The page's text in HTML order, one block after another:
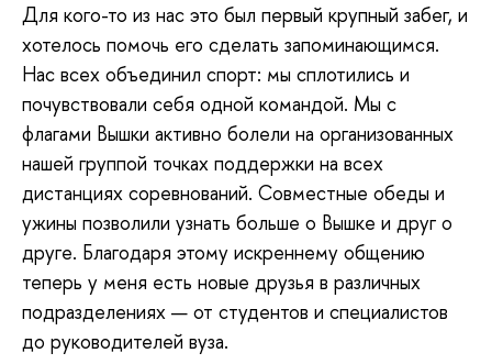
Для кого-то из нас это был первый крупный забег, и
хотелось помочь его сделать запоминающимся.
Нас всех объединил спорт: мы сплотились и
почувствовали себя одной командой. Мы с
флагами Вышки активно болели на организованных
нашей группой точках поддержки на всех
дистанциях соревнований. Совместные обеды и
ужины позволили узнать больше о Вышке и друг о
друге. Благодаря этому искреннему общению
теперь у меня есть новые друзья в различных
подразделениях — от студентов и специалистов
до руководителей вуза.